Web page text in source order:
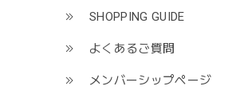
SHOPPING GUIDE
よくあるご質問
メンバーシップページ